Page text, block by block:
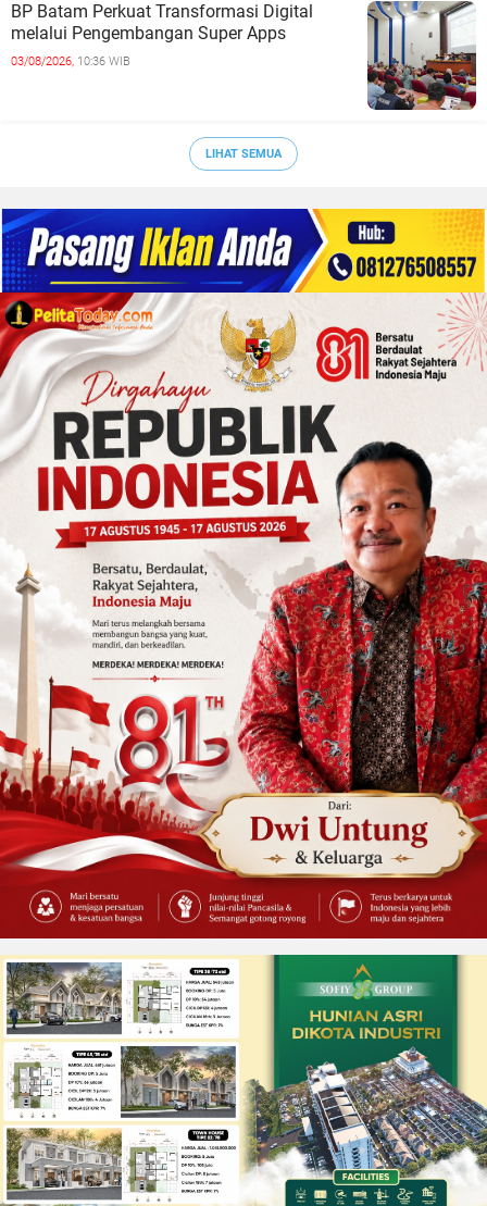
BP Batam Perkuat Transformasi Digital
melalui Pengembangan Super Apps
03/08/2026, 10:36 WIB
LIHAT SEMUA